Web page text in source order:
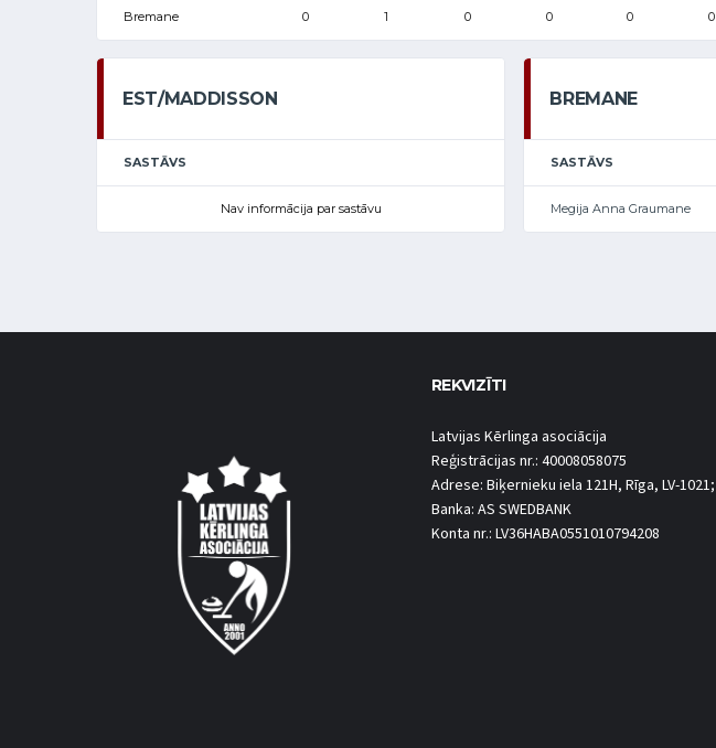
Bremane 0 1 0 0 0 0
EST/MADDISSON
SASTĀVS
Nav informācija par sastāvu
BREMANE
SASTĀVS
Megija Anna Graumane
REKVIZĪTI
Latvijas Kērlinga asociācija
Reģistrācijas nr.: 40008058075
Adrese: Biķernieku iela 121H, Rīga, LV-1021;
Banka: AS SWEDBANK
Konta nr.: LV36HABA0551010794208